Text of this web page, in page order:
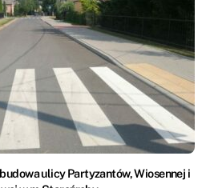
ulicy Partyzantów, Wiosennej i